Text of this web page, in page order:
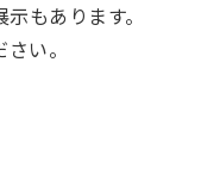
もあります。
い。